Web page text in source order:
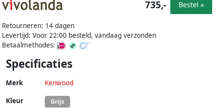
Retourneren: 14 dagen
Levertijd: Voor 22:00 besteld, vandaag verzonden
Betaalmethodes:
735,- Bestel »
Specificaties
Merk Kenwood
Kleur Grijs